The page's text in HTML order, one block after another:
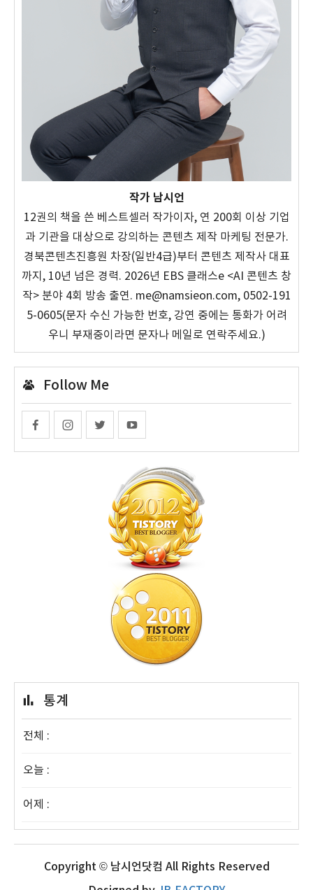
작가 남시언
12권의 책을 쓴 베스트셀러 작가이자, 연 200회 이상 기업
과 기관을 대상으로 강의하는 콘텐츠 제작 마케팅 전문가.
경북콘텐츠진흥원 차장(일반4급)부터 콘텐츠 제작사 대표
까지, 10년 넘은 경력. 2026년 EBS 클래스e <AI 콘텐츠 창
작> 분야 4회 방송 출연. me@namsieon.com, 0502-191
5-0605(문자 수신 가능한 번호, 강연 중에는 통화가 어려
우니 부재중이라면 문자나 메일로 연락주세요.)
Follow Me
통계
전체 :
오늘 :
어제 :
Copyright © 남시언닷컴 All Rights Reserved